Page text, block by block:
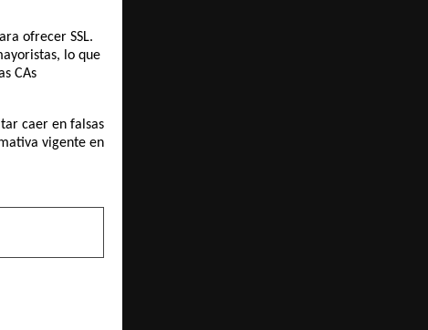
ofrecer SSL.
lo que
CAs
caer en falsas
vigente en